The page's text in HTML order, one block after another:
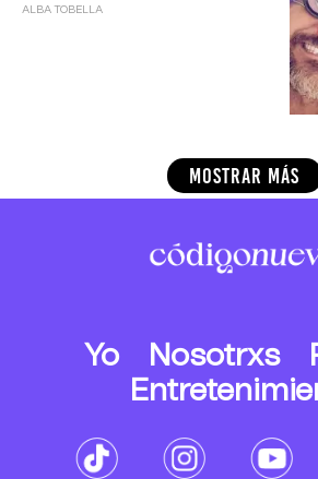
ALBA TOBELLA
MOSTRAR MÁS
Yo Nosotrxs